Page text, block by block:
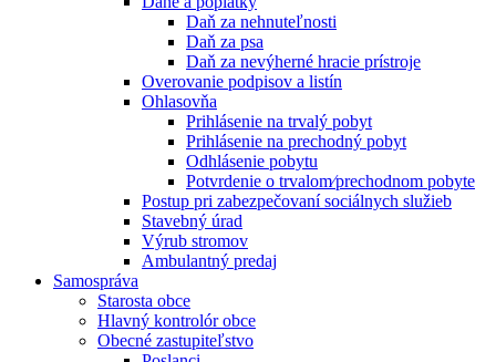
Daň za nehnuteľnosti
Daň za psa
Daň za nevýherné hracie prístroje
Overovanie podpisov a listín
Ohlasovňa
Prihlásenie na trvalý pobyt
Prihlásenie na prechodný pobyt
Odhlásenie pobytu
Potvrdenie o trvalom⁄prechodnom pobyte
Postup pri zabezpečovaní sociálnych služieb
Stavebný úrad
Výrub stromov
Ambulantný predaj
Samospráva
Starosta obce
Hlavný kontrolór obce
Obecné zastupiteľstvo